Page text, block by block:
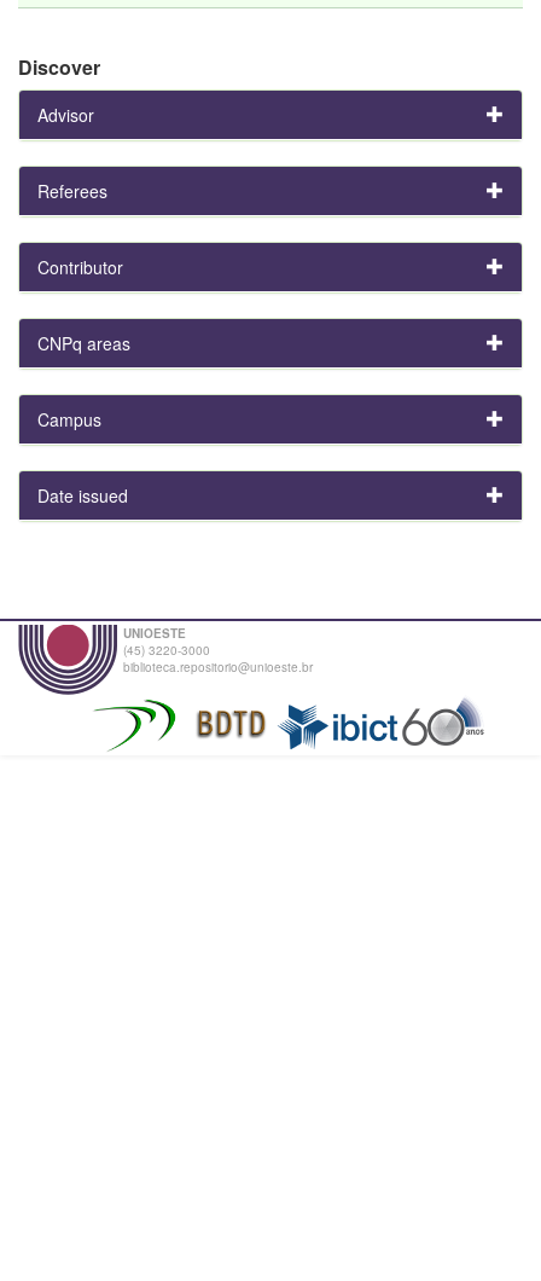
Discover
Advisor
Referees
Contributor
CNPq areas
Campus
Date issued
UNIOESTE
(45) 3220-3000
biblioteca.repositorio@unioeste.br